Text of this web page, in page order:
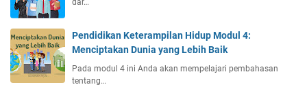
dar…
Pendidikan Keterampilan Hidup Modul 4:
Menciptakan Dunia yang Lebih Baik
Pada modul 4 ini Anda akan mempelajari pembahasan
tentang…